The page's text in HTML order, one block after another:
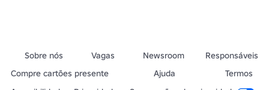
Sobre nós Vagas Newsroom
Responsáveis
Compre cartões presente
Ajuda
Termos